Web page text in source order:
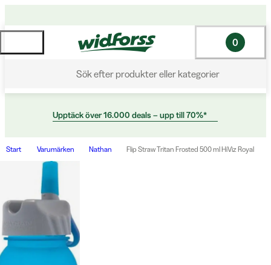
Sök efter produkter eller kategorier
0
Upptäck över 16.000 deals – upp till 70%*
Start Varumärken Nathan Flip Straw Tritan Frosted 500 ml HiViz Royal